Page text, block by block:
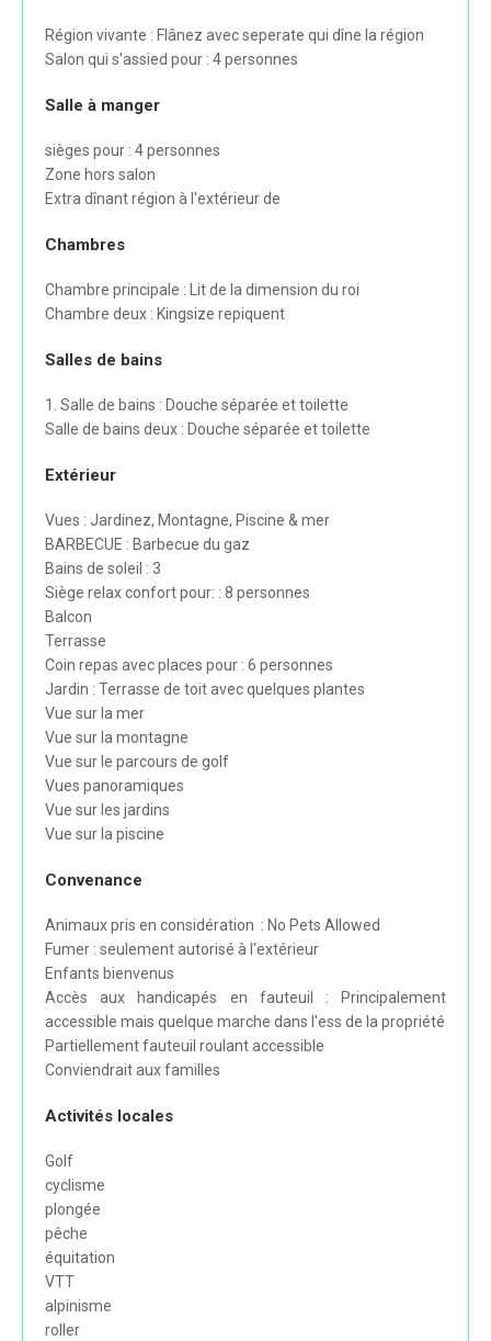
Région vivante : Flânez avec seperate qui dîne la région
Salon qui s'assied pour : 4 personnes
Salle à manger
sièges pour : 4 personnes
Zone hors salon
Extra dînant région à l'extérieur de
Chambres
Chambre principale : Lit de la dimension du roi
Chambre deux : Kingsize repiquent
Salles de bains
1. Salle de bains : Douche séparée et toilette
Salle de bains deux : Douche séparée et toilette
Extérieur
Vues : Jardinez, Montagne, Piscine & mer
BARBECUE : Barbecue du gaz
Bains de soleil : 3
Siège relax confort pour: : 8 personnes
Balcon
Terrasse
Coin repas avec places pour : 6 personnes
Jardin : Terrasse de toit avec quelques plantes
Vue sur la mer
Vue sur la montagne
Vue sur le parcours de golf
Vues panoramiques
Vue sur les jardins
Vue sur la piscine
Convenance
Animaux pris en considération : No Pets Allowed
Fumer : seulement autorisé à l'extérieur
Enfants bienvenus
Accès aux handicapés en fauteuil : Principalement
accessible mais quelque marche dans l'ess de la propriété
Partiellement fauteuil roulant accessible
Conviendrait aux familles
Activités locales
Golf
cyclisme
plongée
pêche
équitation
VTT
alpinisme
roller